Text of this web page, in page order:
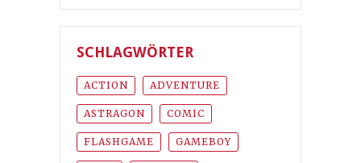
SCHLAGWÖRTER
ACTION ADVENTURE
ASTRAGON COMIC
FLASHGAME GAMEBOY